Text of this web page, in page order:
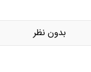
بدون نظر